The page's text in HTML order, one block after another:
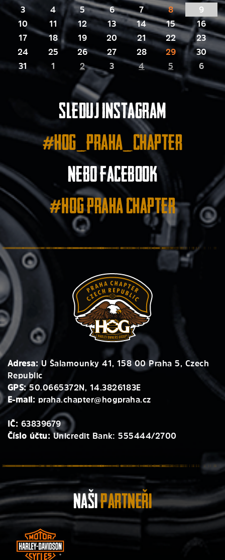
3
4 5 6 7 8
9
10
11 12 13 14 15
16
17
18 19 20 21 22
23
24
25 26 27 28 29
30
31
1 2 3 4 5 6
Sleduj instagram
#hog_praha_chapter
nebo facebook
#HOG Praha Chapter
Adresa: U Šalamounky 41, 158 00 Praha 5, Czech
Republic
GPS:50.0665372N, 14.3826183E
E-mail: praha.chapter@hogpraha.cz
IČ: 63839679
Číslo účtu: Unicredit Bank: 555444/2700
NašiPartneři